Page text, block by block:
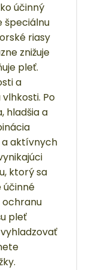
účinný
špeciálnu
riasy
znižuje
pleť.
a
Po
hladšia a
a aktívnych
ktorý sa
účinné
pleť